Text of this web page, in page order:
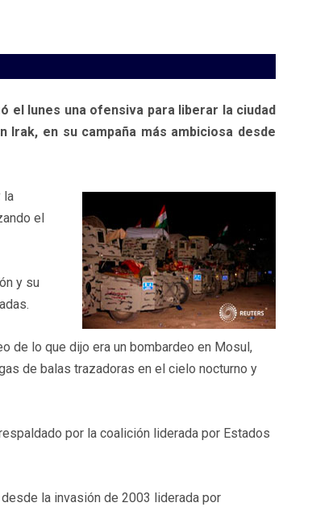
el lunes una ofensiva para liberar la ciudad
Irak, en su campaña más ambiciosa desde
la
el
y su
de lo que dijo era un bombardeo en Mosul,
de balas trazadoras en el cielo nocturno y
por la coalición liderada por Estados
la invasión de 2003 liderada por